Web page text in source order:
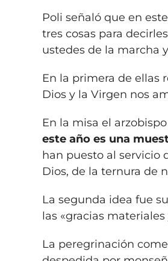
Poli señaló que en
tres cosas para
ustedes de la marcha
En la primera de ellas
Dios y la Virgen nos
En la misa el
este año es una
han puesto al servicio
Dios, de la ternura de
La segunda idea fue
las «gracias
La peregrinación